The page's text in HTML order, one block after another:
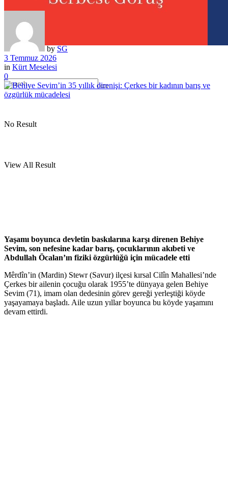
No Result
View All Result
by SG
3 Temmuz 2026
in Kürt Meselesi
0
Yaşamı boyunca devletin baskılarına karşı direnen Behiye
Sevim, son nefesine kadar barış, çocuklarının akıbeti ve
Abdullah Öcalan’ın fiziki özgürlüğü için mücadele etti
Mêrdîn’in (Mardin) Stewr (Savur) ilçesi kırsal Cilîn Mahallesi’nde
Çerkes bir ailenin çocuğu olarak 1955’te dünyaya gelen Behiye
Sevim (71), imam olan dedesinin görev gereği yerleştiği köyde
yaşayamaya başladı. Aile uzun yıllar boyunca bu köyde yaşamını
devam ettirdi.